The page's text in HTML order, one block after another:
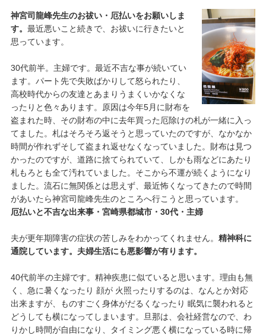
神宮司龍峰先生のお祓い・厄払いをお願いしま
す。 最近悪いこと続きで、お祓いに行きたいと
思っています。
30代前半。主婦です。最近不吉な事が続いてい
ます。パート先で失敗ばかりして怒られたり、
高校時代からの友達とあまりうまくいかなくな
ったりと色々あります。原因は今年5月に財布を
盗まれた時、その財布の中に去年買った厄除けの札が一緒に入っ
てました。札はそろそろ返そうと思っていたのですが、なかなか
時間が作れずそして盗まれ返せなくなっていました。財布は見つ
かったのですが、道路に捨てられていて、しかも雨などにあたり
札もろとも全て汚れていました。そこから不運が続くようになり
ました。流石に無関係とは思えず、最近怖くなってきたので時間
があいたら神宮司龍峰先生のところへ行こうと思っています。
厄払いと不吉な出来事・宮崎県都城市・30代・主婦
夫が更年期障害の症状の苦しみをわかってくれません。 精神科に
通院しています。夫婦生活にも悪影響が有ります。
40代前半の主婦です。精神疾患に似ていると思います。理由も無
く、急に暑くなったり 顔が 火照ったりするのは、なんとか対応
出来ますが、ものすごく身体がだるくなったり 眠気に襲われると
どうしても横になってしまいます。旦那は、会社経営なので、わ
りかし時間が自由になり、タイミング悪く横になっている時に帰